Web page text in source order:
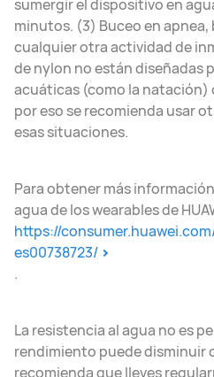
sumergir el dispositivo en
minutos. (3) Buceo en
cualquier otra actividad de
de nylon no están diseñadas
acuáticas (como la natación)
por eso se recomienda usar
esas situaciones.
Para obtener más
agua de los wearables de
https://
es00738723/
.
La resistencia al agua no es
rendimiento puede disminuir
recomienda que lleves